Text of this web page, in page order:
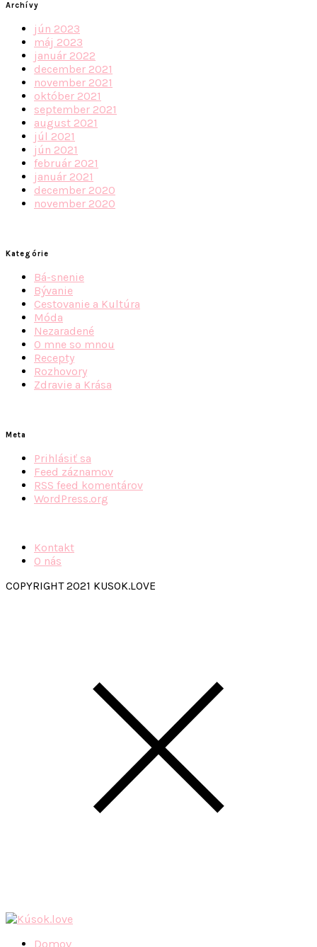
Archívy
jún 2023
máj 2023
január 2022
december 2021
november 2021
október 2021
september 2021
august 2021
júl 2021
jún 2021
február 2021
január 2021
december 2020
november 2020
Kategórie
Bá-snenie
Bývanie
Cestovanie a Kultúra
Móda
Nezaradené
O mne so mnou
Recepty
Rozhovory
Zdravie a Krása
Meta
Prihlásiť sa
Feed záznamov
RSS feed komentárov
WordPress.org
Kontakt
O nás
COPYRIGHT 2021 KUSOK.LOVE
Domov